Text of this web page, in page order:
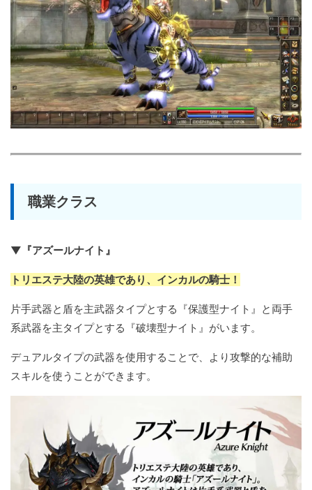
職業クラス
▼『アズールナイト』
トリエステ大陸の英雄であり、インカルの騎士！
片手武器と盾を主武器タイプとする『保護型ナイト』と両手
系武器を主タイプとする『破壊型ナイト』がいます。
デュアルタイプの武器を使用することで、より攻撃的な補助
スキルを使うことができます。